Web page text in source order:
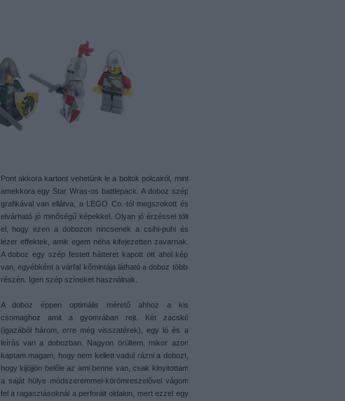
Pont akkora kartont vehetünk le a boltok polcairól, mint
amekkora egy Star Wras-os battlepack. A doboz szép
grafikával van ellátva, a LEGO Co.-tól megszokott és
elvárható jó minőségű képekkel. Olyan jó érzéssel tölt
el, hogy ezen a dobozon nincsenek a csihi-puhi és
lézer effektek, amik egem néha kifejezetten zavarnak.
A doboz egy szép festett hátteret kapott ott ahol kép
van, egyébként a várfal kőmintája látható a doboz többi
részén. Igen szép színeket használnak.
A doboz éppen optimális mérető ahhoz a kis
csomaghoz amit a gyomrában rejt. Két zacskó
(igazából három, erre még visszatérek), egy ló és a
leírás van a dobozban. Nagyon örültem, mikor azon
kaptam magam, hogy nem kellett vadul rázni a dobozt,
hogy kijöjjön belőle az ami benne van, csak kinyitottam
a saját hülye módszeremmel-körömreszelővel vágom
fel a ragasztásoknál a perforált oldalon, mert ezzel egy